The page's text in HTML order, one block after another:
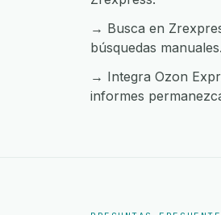
→ Busca en
búsquedas manuales.
→ Integra Ozon
informes